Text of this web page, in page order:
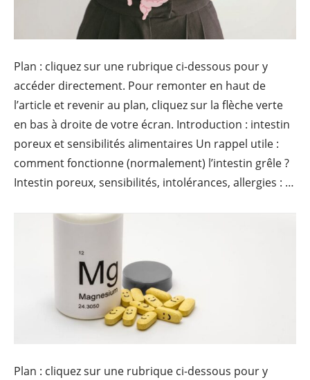
Plan : cliquez sur une rubrique ci-dessous pour y
accéder directement. Pour remonter en haut de
l’article et revenir au plan, cliquez sur la flèche verte
en bas à droite de votre écran. Introduction : intestin
poreux et sensibilités alimentaires Un rappel utile :
comment fonctionne (normalement) l’intestin grêle ?
Intestin poreux, sensibilités, intolérances, allergies : …
Plan : cliquez sur une rubrique ci-dessous pour y